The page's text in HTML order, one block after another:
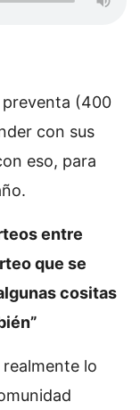
preventa (400
con sus
eso, para
entre
que se
cositas
lo